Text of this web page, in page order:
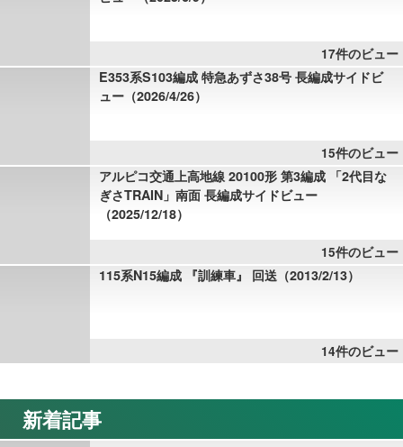
17件のビュー
E353系S103編成 特急あずさ38号 長編成サイドビ
ュー（2026/4/26）
15件のビュー
アルピコ交通上高地線 20100形 第3編成 「2代目な
ぎさTRAIN」南面 長編成サイドビュー
（2025/12/18）
15件のビュー
115系N15編成 『訓練車』 回送（2013/2/13）
14件のビュー
新着記事